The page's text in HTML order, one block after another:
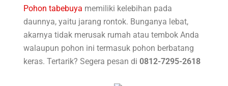
Pohon tabebuya memiliki kelebihan pada
daunnya, yaitu jarang rontok. Bunganya lebat,
akarnya tidak merusak rumah atau tembok Anda
walaupun pohon ini termasuk pohon berbatang
keras. Tertarik? Segera pesan di 0812-7295-2618